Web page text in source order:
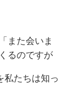
また会いま
るのですが
私たちは知っ